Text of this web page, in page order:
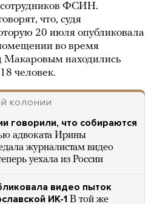
ФСИН.
что, судя
20 июля опубликовала
во время
Макаровым находились
человек.
КОЛОНИИ
говорили, что собираются
адвоката Ирины
журналистам видео
уехала из России
видео пыток
ИК-1 В той же